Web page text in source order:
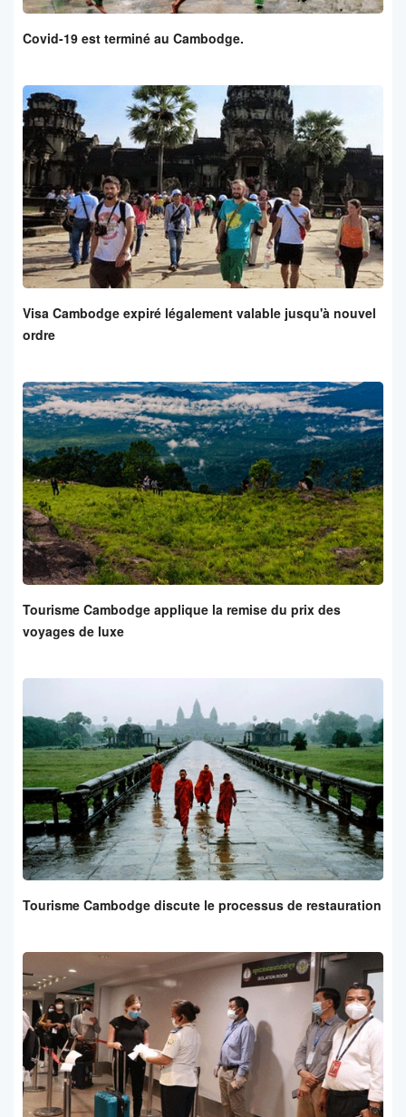
Covid-19 est terminé au Cambodge.
Visa Cambodge expiré légalement valable jusqu'à nouvel
ordre
Tourisme Cambodge applique la remise du prix des
voyages de luxe
Tourisme Cambodge discute le processus de restauration